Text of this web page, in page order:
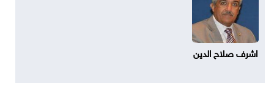
اشرف صلاح الدين